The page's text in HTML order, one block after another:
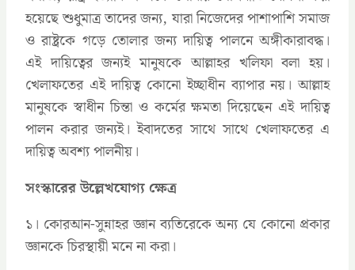
হয়েছে শুধুমাত্র তাদের জন্য, যারা নিজেদের পাশাপাশি সমাজ
ও রাষ্ট্রকে গড়ে তোলার জন্য দায়িত্ব পালনে অঙ্গীকারাবদ্ধ।
এই দায়িত্বের জন্যই মানুষকে আল্লাহর খলিফা বলা হয়।
খেলাফতের এই দায়িত্ব কোনো ইচ্ছাধীন ব্যাপার নয়। আল্লাহ
মানুষকে স্বাধীন চিন্তা ও কর্মের ক্ষমতা দিয়েছেন এই দায়িত্ব
পালন করার জন্যই। ইবাদতের সাথে সাথে খেলাফতের এ
দায়িত্ব অবশ্য পালনীয়।
সংস্কারের উল্লেখযোগ্য ক্ষেত্র
১। কোরআন-সুন্নাহর জ্ঞান ব্যতিরেকে অন্য যে কোনো প্রকার
জ্ঞানকে চিরস্থায়ী মনে না করা।